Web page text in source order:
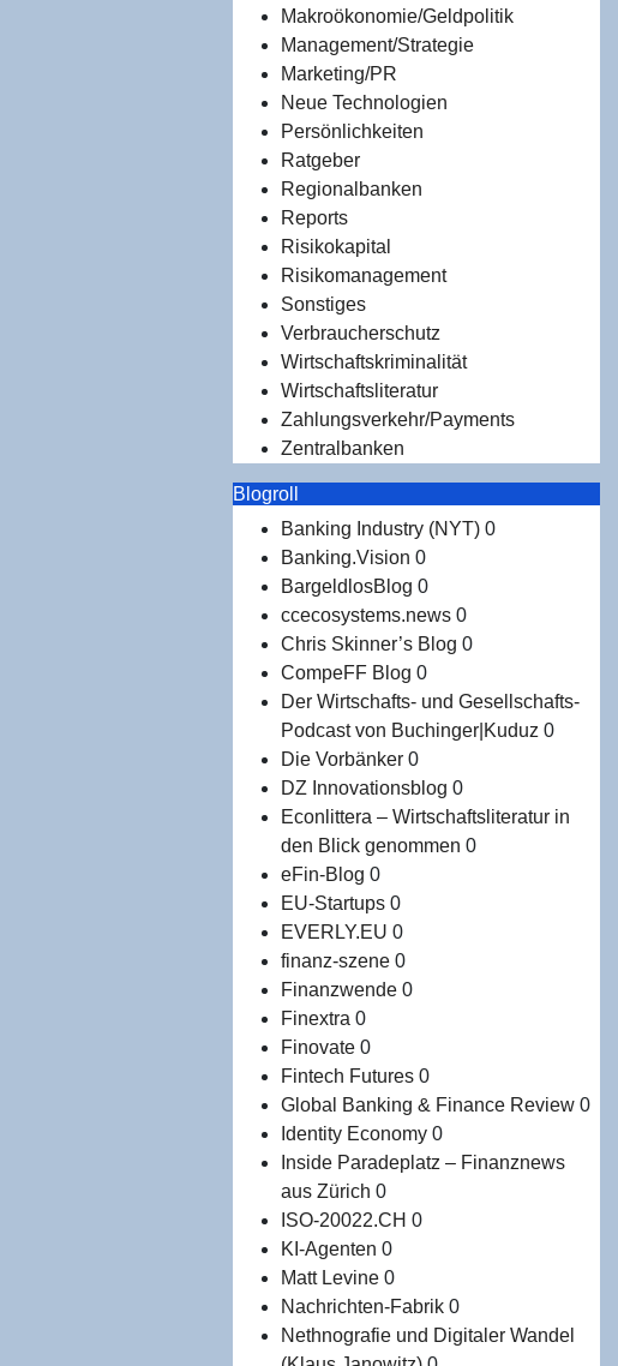
Makroökonomie/Geldpolitik
Management/Strategie
Marketing/PR
Neue Technologien
Persönlichkeiten
Ratgeber
Regionalbanken
Reports
Risikokapital
Risikomanagement
Sonstiges
Verbraucherschutz
Wirtschaftskriminalität
Wirtschaftsliteratur
Zahlungsverkehr/Payments
Zentralbanken
Blogroll
Banking Industry (NYT) 0
Banking.Vision 0
BargeldlosBlog 0
ccecosystems.news 0
Chris Skinner’s Blog 0
CompeFF Blog 0
Der Wirtschafts- und Gesellschafts-
Podcast von Buchinger|Kuduz 0
Die Vorbänker 0
DZ Innovationsblog 0
Econlittera – Wirtschaftsliteratur in
den Blick genommen 0
eFin-Blog 0
EU-Startups 0
EVERLY.EU 0
finanz-szene 0
Finanzwende 0
Finextra 0
Finovate 0
Fintech Futures 0
Global Banking & Finance Review 0
Identity Economy 0
Inside Paradeplatz – Finanznews
aus Zürich 0
ISO-20022.CH 0
KI-Agenten 0
Matt Levine 0
Nachrichten-Fabrik 0
Nethnografie und Digitaler Wandel